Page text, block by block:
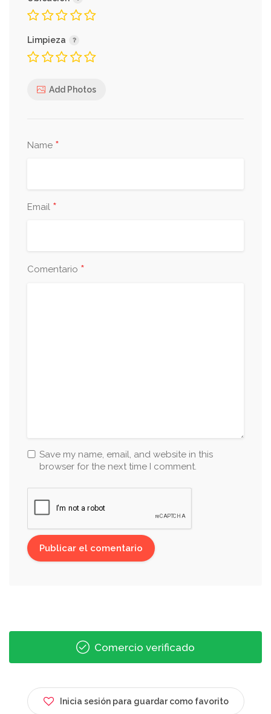
Limpieza
Add Photos
Name *
Email *
Comentario *
Save my name, email, and website in this
browser for the next time I comment.
Comercio verificado
Inicia sesión para guardar como favorito